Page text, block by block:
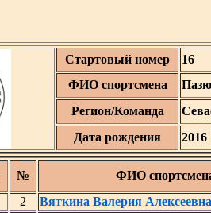
Стартовый номер
16
ФИО спортсмена
Регион/Команда
Дата рождения
2016
№
ФИО
2
Вяткина Валерия Алексеевна